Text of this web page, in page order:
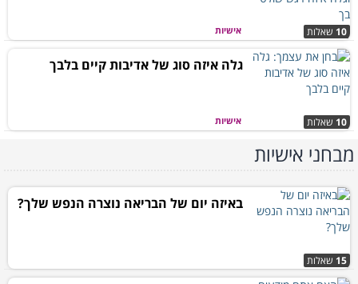
אישיות 10 שאלות
אישיות 10 שאלות
גלה איזה סוג של אדיבות קיים בלבך
מבחני אישיות
15 שאלות
באיזה יום של הבריאה נוצרה הנפש שלך?